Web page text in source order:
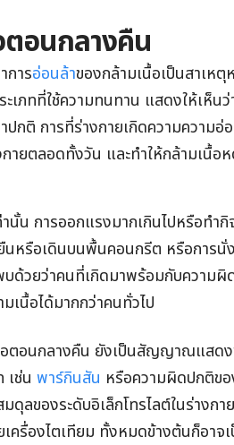
ตอนกลางคืน
การอ่อนล้าของกล้ามเนื้อเป็นสาเห
เภทที่ใช้ความทนทาน แสดงให้เห็น
ปกติ การที่ร่างกายเกิดความความอ่
ายตลอดทั้งวัน และทำให้กล้ามเนื้อ
นั้น การออกแรงมากเกินไปหรือทำ
นหรือเดินบนพื้นคอนกรีต หรือการนั่
ด้วยว่าคนที่เกิดมาพร้อมกับความผิ
เนื้อได้มากกว่าคนทั่วไป
อตอนกลางคืน ยังเป็นสัญญาณแส
เช่น พาร์กินสัน หรือความผิดปกติข
มดุลของระดับอิเล็กโทรไลต์ในร่างก
ครื่องไตเทียม ทั้งหมดข้างต้นก็อาจ